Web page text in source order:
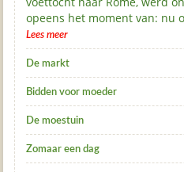
opeens het moment van: nu
Lees meer
De markt
Bidden voor moeder
De moestuin
Zomaar een dag